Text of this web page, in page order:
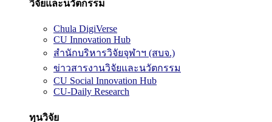
วิจัยและนวัตกรรม
Chula DigiVerse
CU Innovation Hub
สำนักบริหารวิจัยจุฬาฯ (สบจ.)
ข่าวสารงานวิจัยและนวัตกรรม
CU Social Innovation Hub
CU-Daily Research
ทุนวิจัย